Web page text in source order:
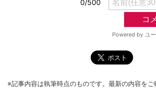
※記事内容は執筆時点のものです。最新の内容をご